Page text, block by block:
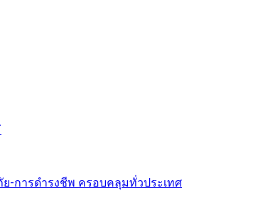
-การดำรงชีพ ครอบคลุมทั่วประเทศ